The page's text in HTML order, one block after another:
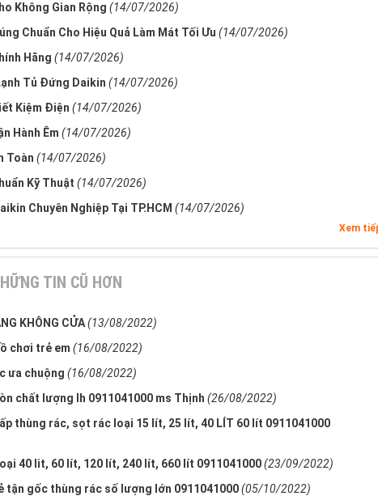
Không Gian Rộng (14/07/2026)
Chuẩn Cho Hiệu Quả Làm Mát Tối Ưu (14/07/2026)
Hãng (14/07/2026)
Tủ Đứng Daikin (14/07/2026)
Kiệm Điện (14/07/2026)
Hành Êm (14/07/2026)
Toàn (14/07/2026)
Kỹ Thuật (14/07/2026)
Chuyên Nghiệp Tại TP.HCM (14/07/2026)
Xem
TIN CŨ HƠN
KHÔNG CỬA(13/08/2022)
chơi trẻ em (16/08/2022)
ưa chuộng (16/08/2022)
chất lượng lh 0911041000 ms Thịnh (26/08/2022)
thùng rác, sọt rác loại 15 lít, 25 lít, 40 LÍT 60 lít 0911041000
40 lit, 60 lít, 120 lít, 240 lít, 660 lít 0911041000(23/09/2022)
tận gốc thùng rác số lượng lớn 0911041000(05/10/2022)